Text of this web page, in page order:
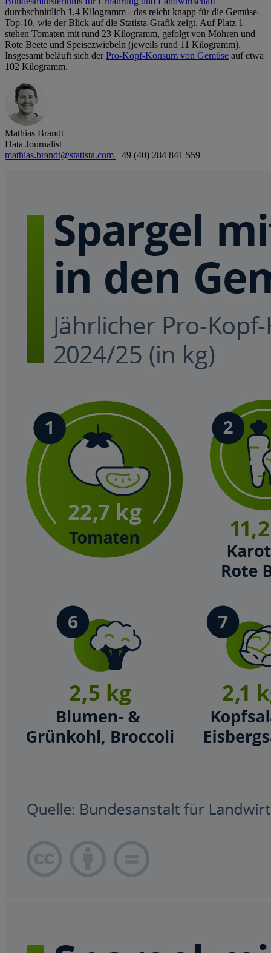
durchschnittlich 1,4 Kilogramm - das reicht knapp für die Gemüse-
Top-10, wie der Blick auf die Statista-Grafik zeigt. Auf Platz 1
stehen Tomaten mit rund 23 Kilogramm, gefolgt von Möhren und
Rote Beete und Speisezwiebeln (jeweils rund 11 Kilogramm).
Insgesamt beläuft sich derPro-Kopf-Konsum von Gemüse auf etwa
102 Kilogramm.
Mathias Brandt
Data Journalist
mathias.brandt@statista.com +49 (40) 284 841 559